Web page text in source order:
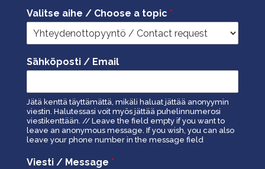
Valitse aihe / Choose a topic *
Sähköposti / Email
Jätä kenttä täyttämättä, mikäli haluat jättää anonyymin
viestin. Halutessasi voit myös jättää puhelinnumerosi
viestikenttään. // Leave the field empty if you want to
leave an anonymous message. If you wish, you can also
leave your phone number in the message field
Viesti / Message *